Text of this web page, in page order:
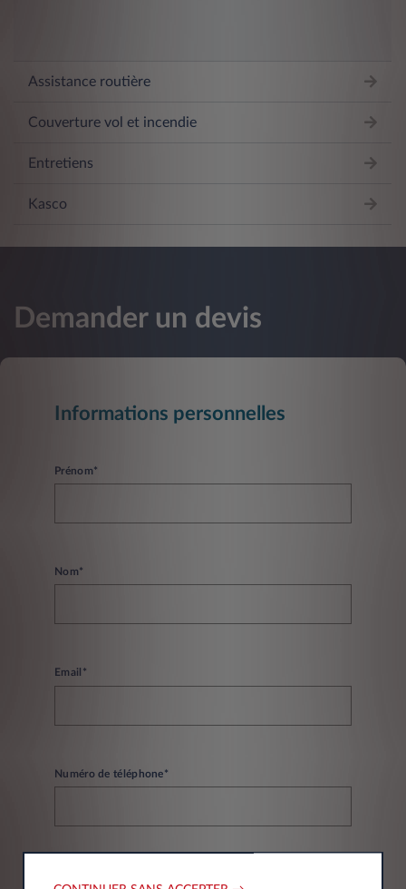
Assistance routière
Couverture vol et incendie
Entretiens
Kasco
Demander un devis
Informations personnelles
Prénom*
Nom*
Email*
Numéro de téléphone*